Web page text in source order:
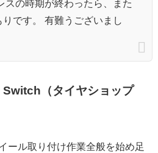
スの時期が終わったら、また
です。 有難うございまし
（タイヤショップ
ール取り付け作業全般を始め足